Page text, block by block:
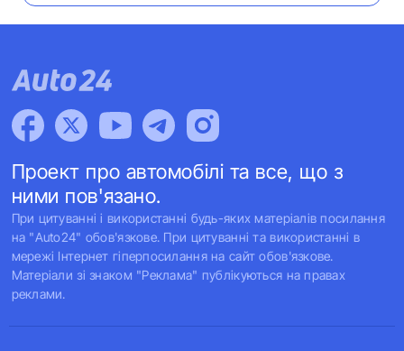
Проект про автомобілі та все, що з
ними пов'язано.
При цитуванні і використанні будь-яких матеріалів посилання
на "Auto24" обов'язкове. При цитуванні та використанні в
мережі Інтернет гіперпосилання на сайт обов'язкове.
Матеріали зі знаком "Реклама" публікуються на правах
реклами.